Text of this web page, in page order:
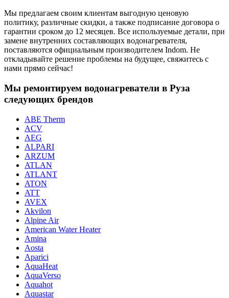
Мы предлагаем своим клиентам выгодную ценовую
политику, различные скидки, а также подписание договора о
гарантии сроком до 12 месяцев. Все используемые детали, при
замене внутренних составляющих водонагревателя,
поставляются официальным производителем Indom. Не
откладывайте решение проблемы на будущее, свяжитесь с
нами прямо сейчас!
Мы ремонтируем водонагреватели в Руза
следующих брендов
ABE Therm
ACV
AEG
ALPARI
ARZUM
ATLAN
ATLANT
ATON
ATT
AVEX
Akvilon
Alpine Air
American Water Heater
Amina
Aosta
Aparici
AquaHeat
AquaVerso
Aquahot
Aquastar